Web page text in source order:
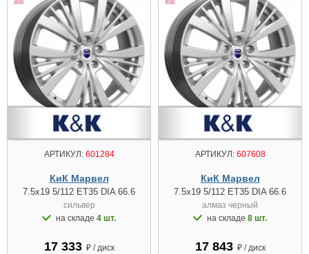
АРТИКУЛ:601284
КиК Марвел
7.5x19 5/112 ET35 DIA 66.6
сильвер
на складе 4 шт.
17 333 ₽ / диск
АРТИКУЛ:607608
КиК Марвел
7.5x19 5/112 ET35 DIA 66.6
алмаз чeрный
на складе 8 шт.
17 843 ₽ / диск